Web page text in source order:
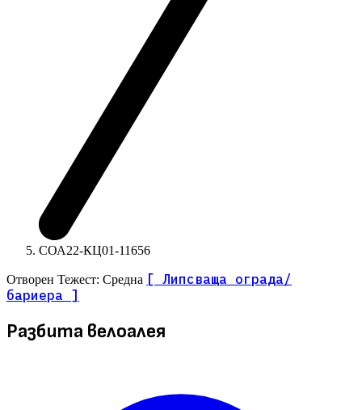
СОА22-КЦ01-11656
Отворен Тежест: Средна [ Липсваща ограда/
бариера ]
Разбита велоалея